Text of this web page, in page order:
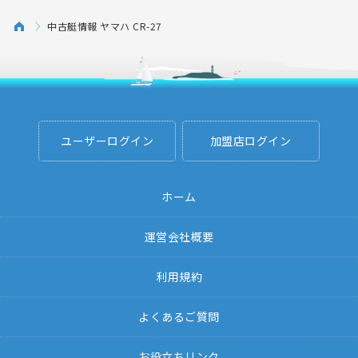
中古艇情報 ヤマハ CR-27
ユーザーログイン 加盟店ログイン
ホーム
運営会社概要
利用規約
よくあるご質問